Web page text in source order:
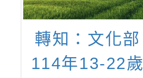
轉知：文化部
114年13-22歲